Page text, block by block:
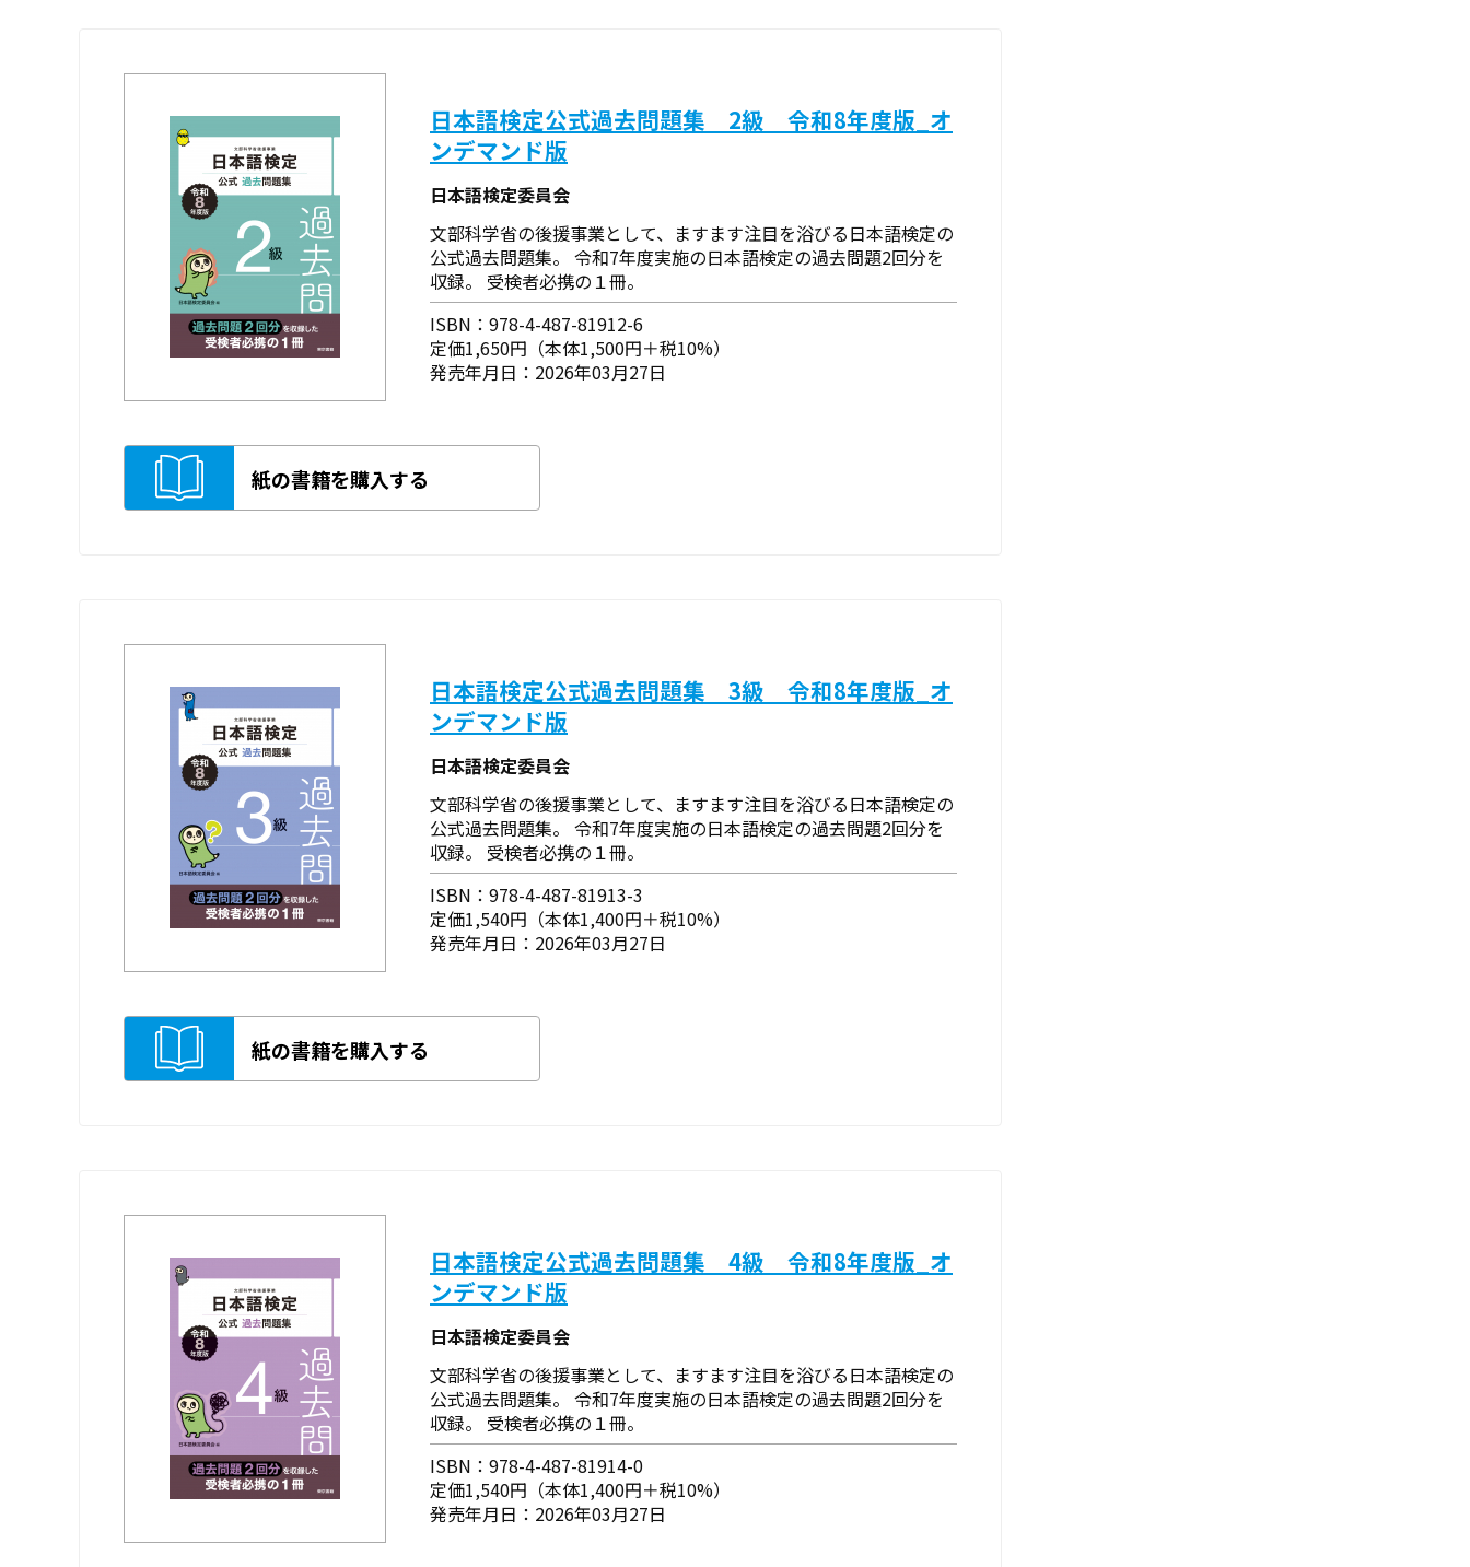
日本語検定公式過去問題集 2級 令和8年度版_オ
ンデマンド版
日本語検定委員会
文部科学省の後援事業として、ますます注目を浴びる日本語検定の
公式過去問題集。 令和7年度実施の日本語検定の過去問題2回分を
収録。 受検者必携の１冊。
ISBN：978-4-487-81912-6
定価1,650円（本体1,500円＋税10%）
発売年月日：2026年03月27日
紙の書籍を購入する
日本語検定公式過去問題集 3級 令和8年度版_オ
ンデマンド版
日本語検定委員会
文部科学省の後援事業として、ますます注目を浴びる日本語検定の
公式過去問題集。 令和7年度実施の日本語検定の過去問題2回分を
収録。 受検者必携の１冊。
ISBN：978-4-487-81913-3
定価1,540円（本体1,400円＋税10%）
発売年月日：2026年03月27日
紙の書籍を購入する
日本語検定公式過去問題集 4級 令和8年度版_オ
ンデマンド版
日本語検定委員会
文部科学省の後援事業として、ますます注目を浴びる日本語検定の
公式過去問題集。 令和7年度実施の日本語検定の過去問題2回分を
収録。 受検者必携の１冊。
ISBN：978-4-487-81914-0
定価1,540円（本体1,400円＋税10%）
発売年月日：2026年03月27日